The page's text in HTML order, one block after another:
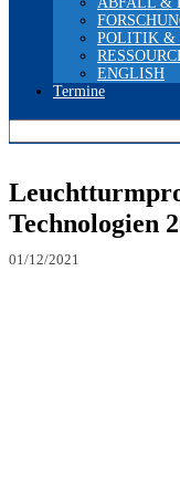
POLITIK &
ENGLISH
Termine
Technologien
01/12/2021